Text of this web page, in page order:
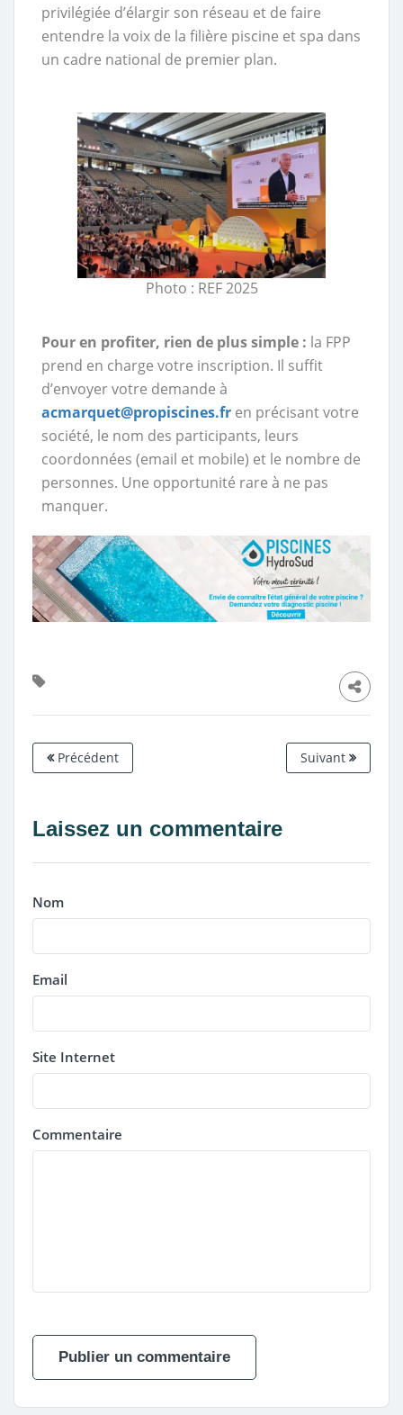
privilégiée d’élargir son réseau et de faire
entendre la voix de la filière piscine et spa dans
un cadre national de premier plan.
Photo : REF 2025
Pour en profiter, rien de plus simple : la FPP
prend en charge votre inscription. Il suffit
d’envoyer votre demande à
acmarquet@propiscines.fr en précisant votre
société, le nom des participants, leurs
coordonnées (email et mobile) et le nombre de
personnes. Une opportunité rare à ne pas
manquer.
Précédent Suivant
Laissez un commentaire
Nom
Email
Site Internet
Commentaire